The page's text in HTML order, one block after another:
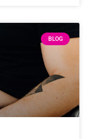
BLOG